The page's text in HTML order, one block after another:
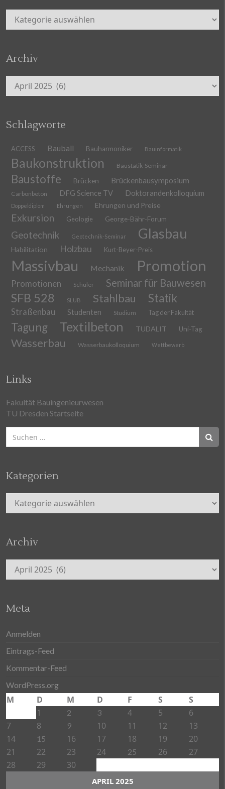
Kategorien
Archiv
Archiv
Schlagworte
ACCESS Bauball Bauharmoniker Bauinformatik
Baukonstruktion Baustatik-Seminar
Baustoffe Brücken Brückenbausymposium
Carbonbeton DFG Science TV Doktorandenkolloquium
Doppeldiplom Ehrungen Ehrungen und Preise
Exkursion Geologie George-Bähr-Forum
Geotechnik Geotechnik-Seminar Glasbau
Habilitation Holzbau Kurt-Beyer-Preis
Massivbau Mechanik Promotion
Promotionen Schüler Seminar für Bauwesen
SFB 528 SLUB Stahlbau Statik
Straßenbau Studenten Studium Tag der Fakultät
Tagung Textilbeton TUDALIT Uni-Tag
Wasserbau Wasserbaukolloquium Wettbewerb
Links
Fakultät Bauingenieurwesen
TU Dresden Startseite
nach:
Kategorien
Kategorien
Archiv
Archiv
Meta
Anmelden
Eintrags-Feed
Kommentar-Feed
WordPress.org
APRIL 2025
M D M D F S
S
1
2 3 4 5
6
7
8 9 10 11 12
13
14
15 16 17 18 19
20
21
22 23 24 25 26
27
28
29 30